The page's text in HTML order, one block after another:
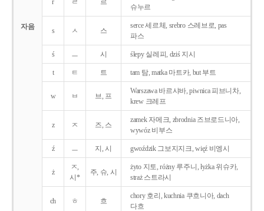
자음
r ㄹ 르
슈누르
s ㅅ 스
serce 세르체, srebro 스레브로, pas
파스
ś ㅡ 시 ślepy 실레피, dziś 지시
t ㅌ 트 tam 탐, matka 마트카, but 부트
w ㅂ 브, 프
Warszawa 바르샤바, piwnica 피브니차,
krew 크레프
z ㅈ 즈, 스
zamek 자메크, zbrodnia 즈브로드니아,
wywóz 비부스
ź ㅡ 지, 시 gwoździk 그보지지크, więź 비엥시
ż
ㅈ,
시*
주, 슈, 시
żyto 지토, różny 루주니, łyżka 위슈카,
straż 스트라시
ch ㅎ 흐
chory 호리, kuchnia 쿠흐니아, dach
다흐